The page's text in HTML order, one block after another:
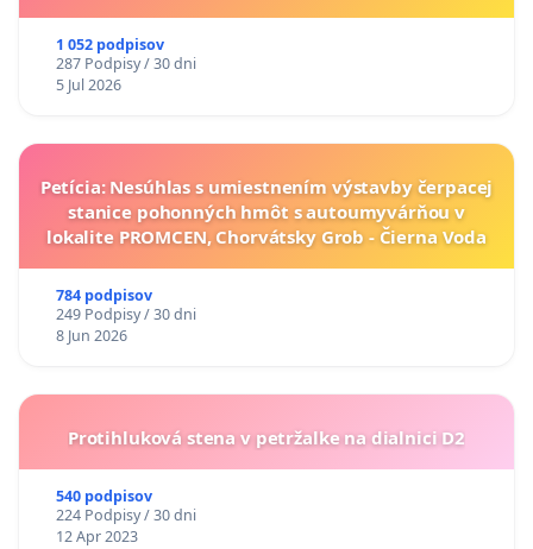
1 052 podpisov
287 Podpisy / 30 dni
5 Jul 2026
Petícia: Nesúhlas s umiestnením výstavby čerpacej
stanice pohonných hmôt s autoumyvárňou v
lokalite PROMCEN, Chorvátsky Grob - Čierna Voda
784 podpisov
249 Podpisy / 30 dni
8 Jun 2026
Protihluková stena v petržalke na dialnici D2
540 podpisov
224 Podpisy / 30 dni
12 Apr 2023